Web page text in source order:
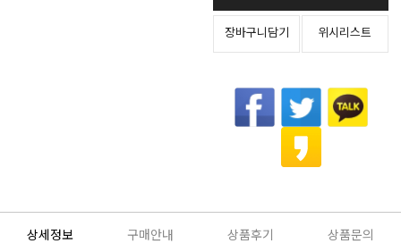
장바구니담기 위시리스트
상세정보 구매안내 상품후기 상품문의